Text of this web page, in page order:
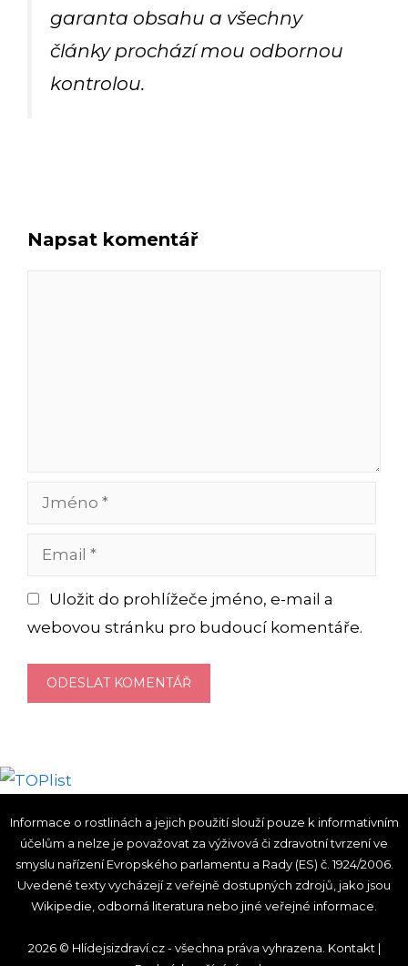
garanta obsahu a všechny
články prochází mou odbornou
kontrolou.
Napsat komentář
Jméno
Email
Uložit do prohlížeče jméno, e-mail a
webovou stránku pro budoucí komentáře.
Informace o rostlinách a jejich použití slouží pouze k informativním
účelům a nelze je považovat za výživová či zdravotní tvrzení ve
smyslu nařízení Evropského parlamentu a Rady (ES) č. 1924/2006.
Uvedené texty vycházejí z veřejně dostupných zdrojů, jako jsou
Wikipedie, odborná literatura nebo jiné veřejné informace.
2026 © Hlídejsizdraví.cz - všechna práva vyhrazena. Kontakt|